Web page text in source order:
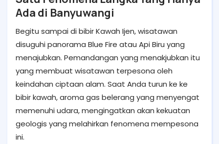
Ada di Banyuwangi
Begitu sampai di bibir Kawah Ijen, wisatawan
disuguhi panorama Blue Fire atau Api Biru yang
menajubkan. Pemandangan yang menakjubkan itu
yang membuat wisatawan terpesona oleh
keindahan ciptaan alam. Saat Anda turun ke ke
bibir kawah, aroma gas belerang yang menyengat
memenuhi udara, mengingatkan akan kekuatan
geologis yang melahirkan fenomena mempesona
ini.